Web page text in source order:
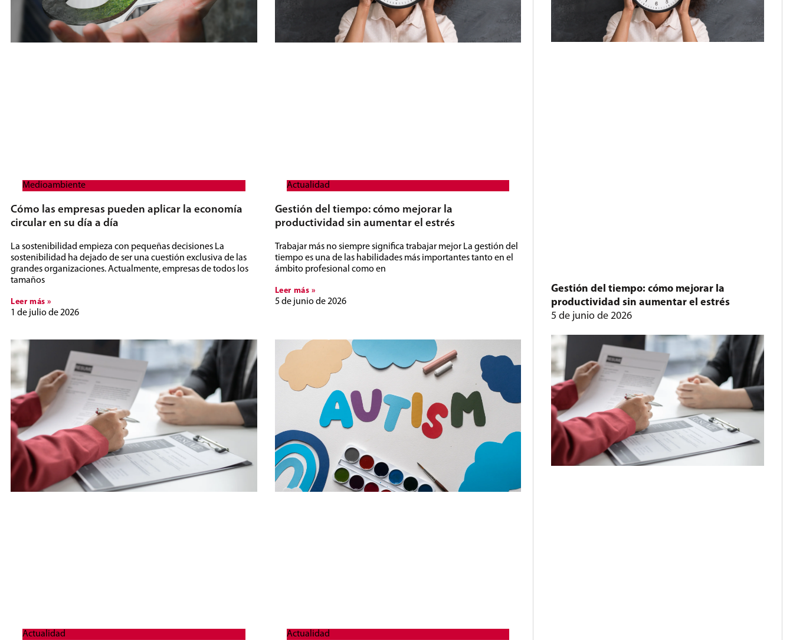
Medioambiente
Cómo las empresas pueden aplicar la economía
circular en su día a día
La sostenibilidad empieza con pequeñas decisiones La
sostenibilidad ha dejado de ser una cuestión exclusiva de las
grandes organizaciones. Actualmente, empresas de todos los
tamaños
Leer más »
1 de julio de 2026
Actualidad
Gestión del tiempo: cómo mejorar la
productividad sin aumentar el estrés
Trabajar más no siempre significa trabajar mejor La gestión del
tiempo es una de las habilidades más importantes tanto en el
ámbito profesional como en
Leer más »
5 de junio de 2026
Actualidad Actualidad
Gestión del tiempo: cómo mejorar la
productividad sin aumentar el estrés
5 de junio de 2026